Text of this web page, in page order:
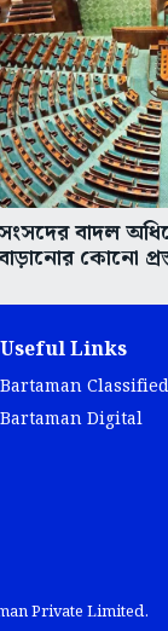
বাদল
কোনো
Useful Links
Bartaman Classified
Bartaman Digital
Private Limited.